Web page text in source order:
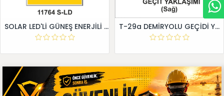
SOLAR LED'Lİ GÜNEŞ ENERJİLİ LEVHA T-29a DEMİRYOLU GEÇİDİ YAKLAŞIM LEVHALARI (Sağ)